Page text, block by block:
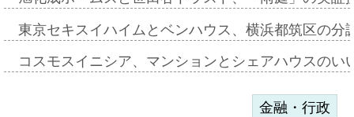
東京セキスイハイムとベンハウス、横浜都筑区の
コスモスイニシア、マンションとシェアハウスの
金融・行政